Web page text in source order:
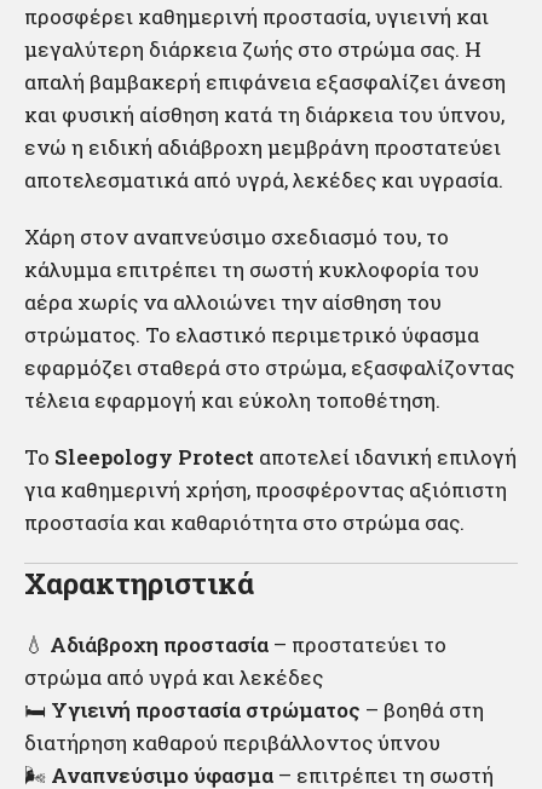
προσφέρει καθημερινή προστασία, υγιεινή και
μεγαλύτερη διάρκεια ζωής στο στρώμα σας. Η
απαλή βαμβακερή επιφάνεια εξασφαλίζει άνεση
και φυσική αίσθηση κατά τη διάρκεια του ύπνου,
ενώ η ειδική αδιάβροχη μεμβράνη προστατεύει
αποτελεσματικά από υγρά, λεκέδες και υγρασία.
Χάρη στον αναπνεύσιμο σχεδιασμό του, το
κάλυμμα επιτρέπει τη σωστή κυκλοφορία του
αέρα χωρίς να αλλοιώνει την αίσθηση του
στρώματος. Το ελαστικό περιμετρικό ύφασμα
εφαρμόζει σταθερά στο στρώμα, εξασφαλίζοντας
τέλεια εφαρμογή και εύκολη τοποθέτηση.
Το Sleepology Protect αποτελεί ιδανική επιλογή
για καθημερινή χρήση, προσφέροντας αξιόπιστη
προστασία και καθαριότητα στο στρώμα σας.
Χαρακτηριστικά
💧 Αδιάβροχη προστασία – προστατεύει το
στρώμα από υγρά και λεκέδες
🛏 Υγιεινή προστασία στρώματος – βοηθά στη
διατήρηση καθαρού περιβάλλοντος ύπνου
🌬 Αναπνεύσιμο ύφασμα – επιτρέπει τη σωστή